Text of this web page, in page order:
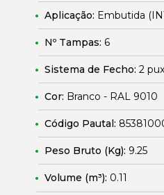
Aplicação: Embutida
Nº Tampas: 6
Sistema de Fecho: 2
Cor: Branco - RAL 9010
Código Pautal:
Peso Bruto (Kg): 9.25
Volume (m³): 0.11